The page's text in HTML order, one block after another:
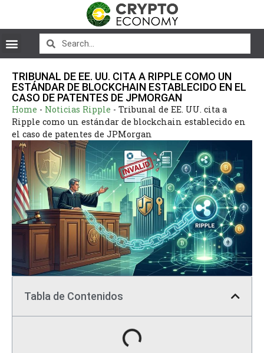
TRIBUNAL DE EE. UU. CITA A RIPPLE COMO UN
ESTÁNDAR DE BLOCKCHAIN ESTABLECIDO EN EL
CASO DE PATENTES DE JPMORGAN
Home - Noticias Ripple - Tribunal de EE. UU. cita a
Ripple como un estándar de blockchain establecido en
el caso de patentes de JPMorgan
Tabla de Contenidos